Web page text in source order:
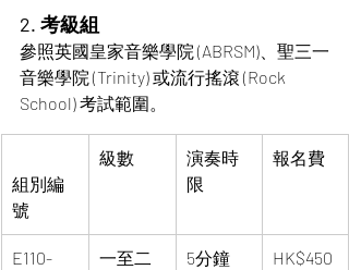
2. 考級組
參照英國皇家音樂學院 (ABRSM)、聖三一
音樂學院 (Trinity) 或流行搖滾 (Rock
School) 考試範圍。
組別編
號
級數
演奏時
限
報名費
E110-
一至二
5分鐘 HK$450